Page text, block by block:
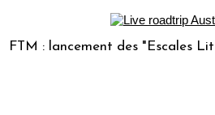
: lancement des "Escales